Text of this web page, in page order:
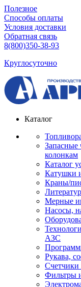
Полезное
Способы оплаты
Условия доставки
Обратная связь
8(800)350-38-93
Круглосуточно
Каталог
Запасные
колонкам
Каталог
Катушки
Краны/
Мерные
Насосы,
АЗС
Рукава,
Счетчики
Фильтры